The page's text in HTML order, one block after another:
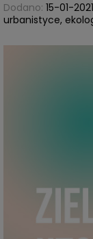
Dodano: 15-01-2021
urbanistyce,